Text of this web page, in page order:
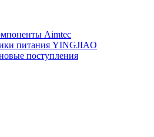
Aimtec
питания YINGJIAO
поступления